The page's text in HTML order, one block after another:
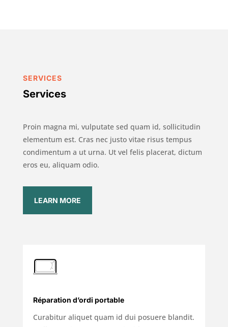
SERVICES
Services
Proin magna mi, vulputate sed quam id, sollicitudin
elementum est. Cras nec justo vitae risus tempus
condimentum a ut urna. Ut vel felis placerat, dictum
eros eu, aliquam odio.
LEARN MORE
Réparation d’ordi portable
Curabitur aliquet quam id dui posuere blandit.